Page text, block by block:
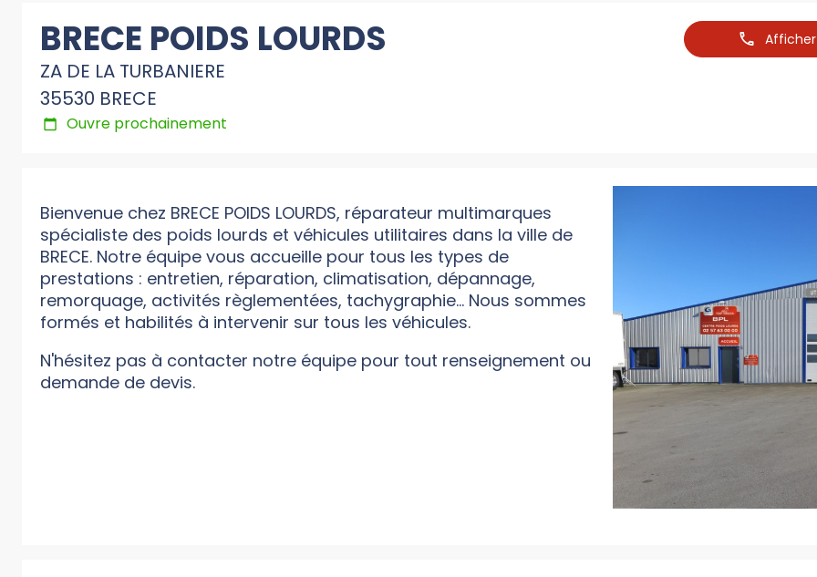
BRECE POIDS LOURDS
ZA DE LA TURBANIERE
35530 BRECE
Ouvre prochainement
Bienvenue chez BRECE POIDS LOURDS, réparateur multimarques
spécialiste des poids lourds et véhicules utilitaires dans la ville de
BRECE. Notre équipe vous accueille pour tous les types de
prestations : entretien, réparation, climatisation, dépannage,
remorquage, activités règlementées, tachygraphie... Nous sommes
formés et habilités à intervenir sur tous les véhicules.
N'hésitez pas à contacter notre équipe pour tout renseignement ou
demande de devis.